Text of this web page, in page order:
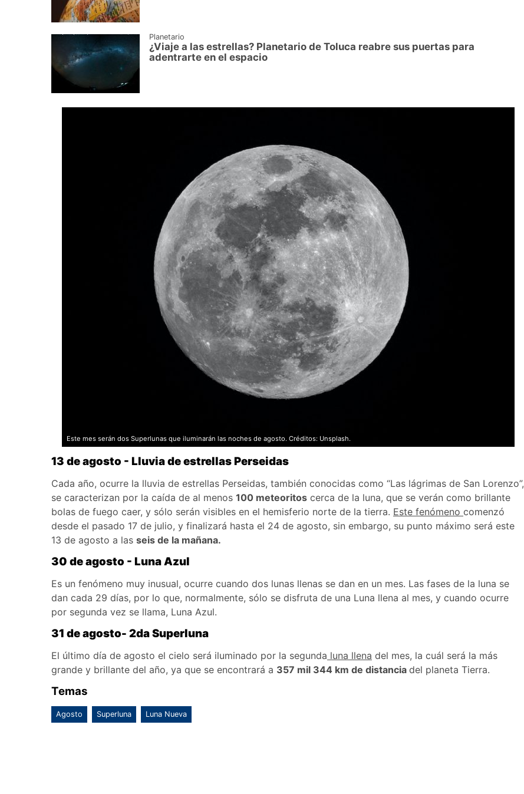
Planetario
¿Viaje a las estrellas? Planetario de Toluca reabre sus puertas para
adentrarte en el espacio
Este mes serán dos Superlunas que iluminarán las noches de agosto. Créditos: Unsplash.
13 de agosto - Lluvia de estrellas Perseidas
Cada año, ocurre la lluvia de estrellas Perseidas, también conocidas como “Las lágrimas de San Lorenzo”,
se caracterizan por la caída de al menos 100 meteoritos cerca de la luna, que se verán como brillante
bolas de fuego caer, y sólo serán visibles en el hemisferio norte de la tierra. Este fenómeno comenzó
desde el pasado 17 de julio, y finalizará hasta el 24 de agosto, sin embargo, su punto máximo será este
13 de agosto a las seis de la mañana.
30 de agosto - Luna Azul
Es un fenómeno muy inusual, ocurre cuando dos lunas llenas se dan en un mes. Las fases de la luna se
dan cada 29 días, por lo que, normalmente, sólo se disfruta de una Luna llena al mes, y cuando ocurre
por segunda vez se llama, Luna Azul.
31 de agosto- 2da Superluna
El último día de agosto el cielo será iluminado por la segunda luna llena del mes, la cuál será la más
grande y brillante del año, ya que se encontrará a 357 mil 344 km de distancia del planeta Tierra.
Temas
Agosto Superluna Luna Nueva